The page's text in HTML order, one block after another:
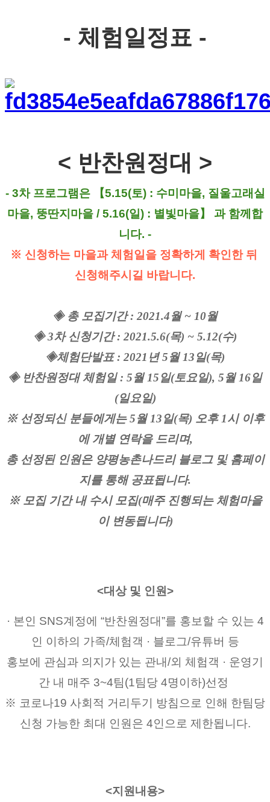
- 체험일정표 -
< 반찬원정대 >
- 3차 프로그램은 【5.15(토) : 수미마을, 질울고래실
마을, 뚱딴지마을 / 5.16(일) : 별빛마을】 과 함께합
니다. -
※ 신청하는 마을과 체험일을 정확하게 확인한 뒤
신청해주시길 바랍니다.
◈ 총 모집기간 : 2021.4월 ~ 10월
◈ 3차 신청기간 : 2021.5.6(목) ~ 5.12(수)
◈체험단발표 : 2021년 5월 13일(목)
◈ 반찬원정대 체험일 : 5월 15일(토요일), 5월 16일
(일요일)
※ 선정되신 분들에게는 5월 13일(목) 오후 1시 이후
에 개별 연락을 드리며,
총 선정된 인원은 양평농촌나드리 블로그 및 홈페이
지를 통해 공표됩니다.
※ 모집 기간 내 수시 모집(매주 진행되는 체험마을
이 변동됩니다)
<대상 및 인원>
· 본인 SNS계정에 “반찬원정대”를 홍보할 수 있는 4
인 이하의 가족/체험객 · 블로그/유튜버 등
홍보에 관심과 의지가 있는 관내/외 체험객 · 운영기
간 내 매주 3~4팀(1팀당 4명이하)선정
※ 코로나19 사회적 거리두기 방침으로 인해 한팀당
신청 가능한 최대 인원은 4인으로 제한됩니다.
<지원내용>